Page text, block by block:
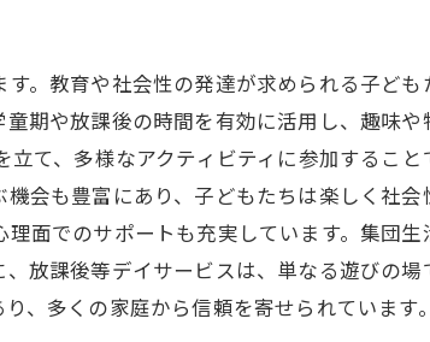
。教育や社会性の発達が求められる子ど
期や放課後の時間を有効に活用し、趣味
て、多様なアクティビティに参加するこ
会も豊富にあり、子どもたちは楽しく社
面でのサポートも充実しています。集団
放課後等デイサービスは、単なる遊びの
、多くの家庭から信頼を寄せられています。